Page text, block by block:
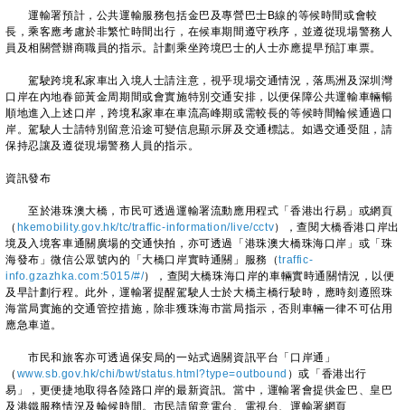
運輸署預計，公共運輸服務包括金巴及專營巴士B線的等候時間或會較
長，乘客應考慮於非繁忙時間出行，在候車期間遵守秩序，並遵從現場警務人
員及相關營辦商職員的指示。計劃乘坐跨境巴士的人士亦應提早預訂車票。
駕駛跨境私家車出入境人士請注意，視乎現場交通情況，落馬洲及深圳灣
口岸在內地春節黃金周期間或會實施特別交通安排，以便保障公共運輸車輛暢
順地進入上述口岸，跨境私家車在車流高峰期或需較長的等候時間輪候通過口
岸。駕駛人士請特別留意沿途可變信息顯示屏及交通標誌。如遇交通受阻，請
保持忍讓及遵從現場警務人員的指示。
資訊發布
至於港珠澳大橋，市民可透過運輸署流動應用程式「香港出行易」或網頁
（ hkemobility.gov.hk/tc/traffic-information/live/cctv），查閱大橋香港口岸出
境及入境客車通關廣場的交通快拍，亦可透過「港珠澳大橋珠海口岸」或「珠
海發布」微信公眾號內的「大橋口岸實時通關」服務（traffic-
info.gzazhka.com:5015/#/），查閱大橋珠海口岸的車輛實時通關情況，以便
及早計劃行程。此外，運輸署提醒駕駛人士於大橋主橋行駛時，應時刻遵照珠
海當局實施的交通管控措施，除非獲珠海市當局指示，否則車輛一律不可佔用
應急車道。
市民和旅客亦可透過保安局的一站式過關資訊平台「口岸通」
（ www.sb.gov.hk/chi/bwt/status.html?type=outbound ）或「香港出行
易」，更便捷地取得各陸路口岸的最新資訊。當中，運輸署會提供金巴、皇巴
及港鐵服務情況及輪候時間。市民請留意電台、電視台、運輸署網頁